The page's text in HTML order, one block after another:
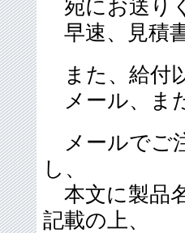
宛にお送り
早速、見積
また、給付
メール、ま
メールでご
し、
本文に製品
記載の上、